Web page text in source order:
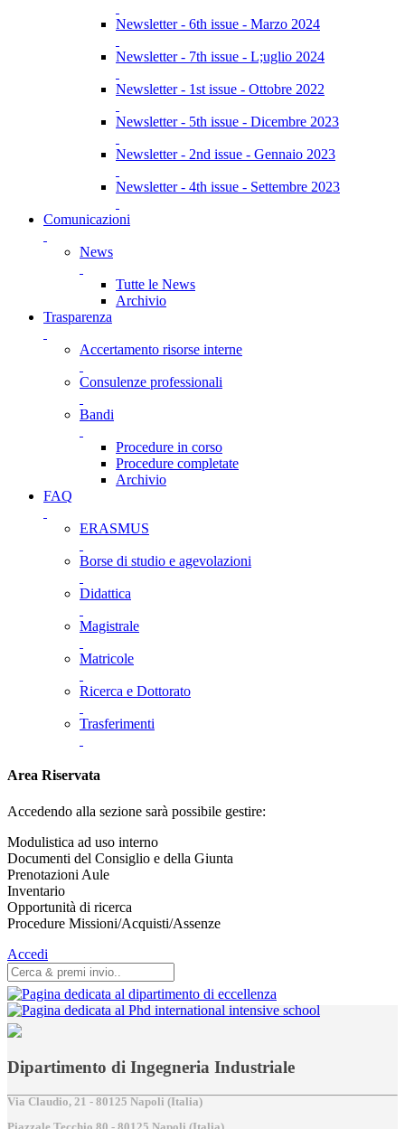
Newsletter - 6th issue - Marzo 2024
Newsletter - 7th issue - L;uglio 2024
Newsletter - 1st issue - Ottobre 2022
Newsletter - 5th issue - Dicembre 2023
Newsletter - 2nd issue - Gennaio 2023
Newsletter - 4th issue - Settembre 2023
Comunicazioni
News
Tutte le News
Archivio
Trasparenza
Accertamento risorse interne
Consulenze professionali
Bandi
Procedure in corso
Procedure completate
Archivio
FAQ
ERASMUS
Borse di studio e agevolazioni
Didattica
Magistrale
Matricole
Ricerca e Dottorato
Trasferimenti
Area Riservata
Accedendo alla sezione sarà possibile gestire:
Modulistica ad uso interno
Documenti del Consiglio e della Giunta
Prenotazioni Aule
Inventario
Opportunità di ricerca
Procedure Missioni/Acquisti/Assenze
Accedi
Dipartimento di Ingegneria Industriale
Via Claudio, 21 - 80125 Napoli (Italia)